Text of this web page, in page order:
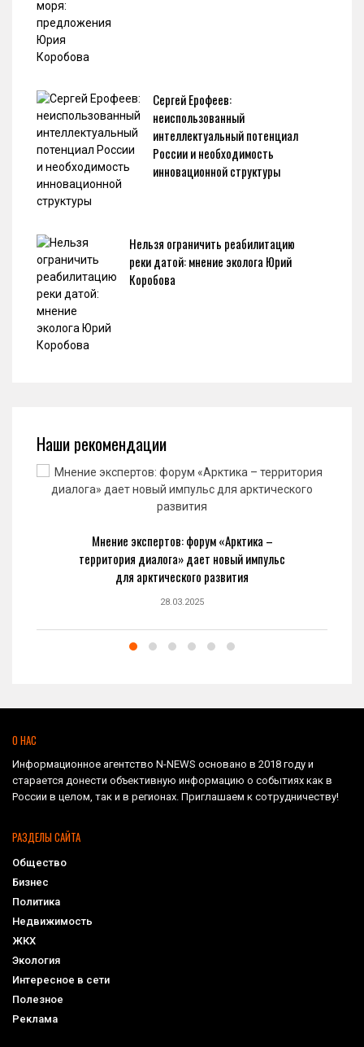
Сергей Ерофеев:
неиспользованный
интеллектуальный потенциал
России и необходимость
инновационной структуры
Нельзя ограничить реабилитацию
реки датой: мнение эколога Юрий
Коробова
Наши рекомендации
Мнение экспертов: форум «Арктика –
территория диалога» дает новый импульс
для арктического развития
28.03.2025
О НАС
Информационное агентство N-NEWS основано в 2018 году и
старается донести объективную информацию о событиях как в
России в целом, так и в регионах. Приглашаем к сотрудничеству!
РАЗДЕЛЫ САЙТА
Общество
Бизнес
Политика
Недвижимость
ЖКХ
Экология
Интересное в сети
Полезное
Реклама